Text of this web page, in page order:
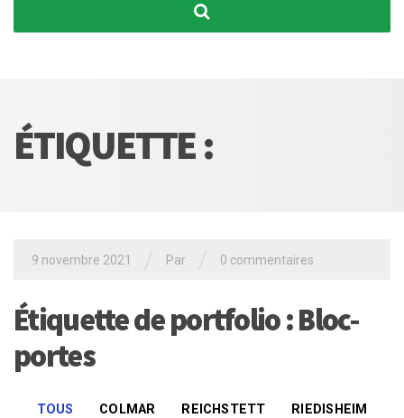
ÉTIQUETTE :
9 novembre 2021 Par 0 commentaires
Étiquette de portfolio : Bloc-
portes
TOUS COLMAR REICHSTETT RIEDISHEIM